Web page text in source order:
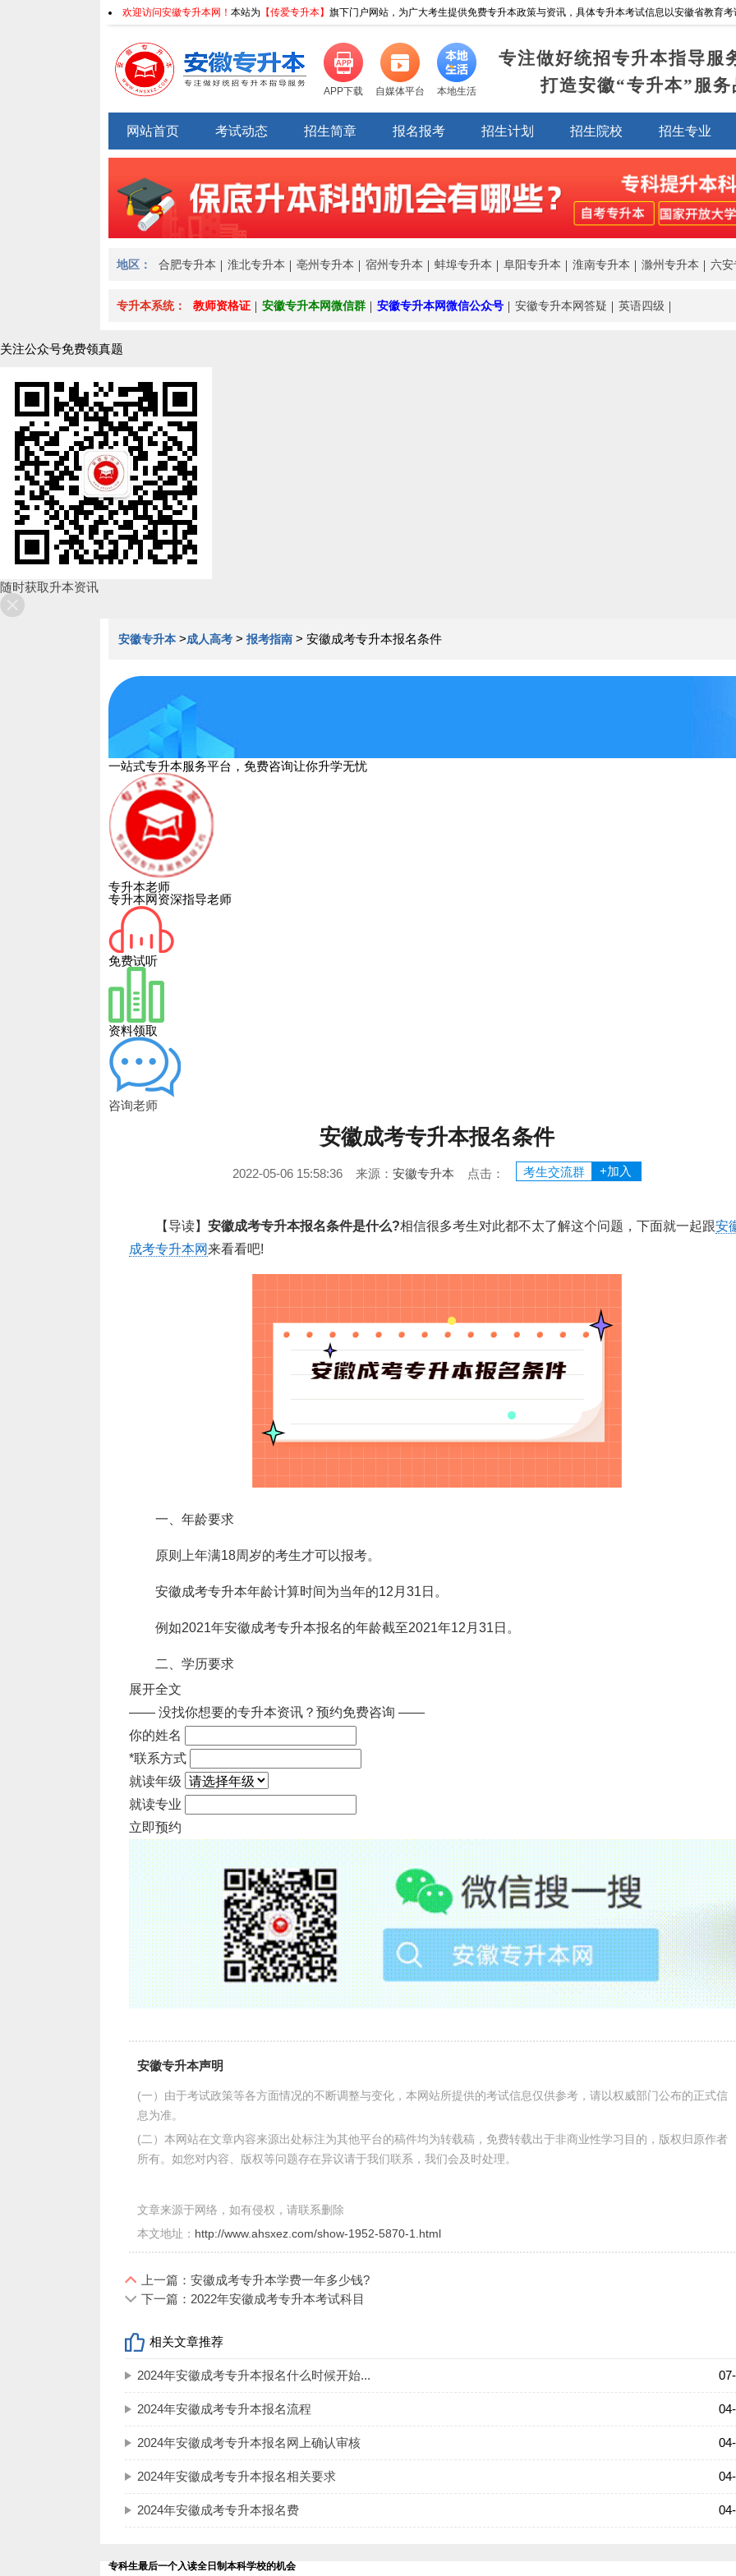
欢迎访问安徽专升本网！ 本站为 【传爱专升本】 旗下门户网站，为广大考生提供免费专升本政策与资讯，具体专升本考试信息以安徽省教育考
APP下载 自媒体平台 本地生活
专注做好统招专升本指导服
打造安徽“专升本”服务
网站首页 考试动态 招生简章 报名报考 招生计划 招生院校 招生专业
地区： 合肥专升本 淮北专升本 亳州专升本 宿州专升本 蚌埠专升本 阜阳专升本 淮南专升本 滁州专升本 六安
专升本系统： 教师资格证 安徽专升本网微信群 安徽专升本网微信公众号 安徽专升本网答疑 英语四级
关注公众号免费领真题
随时获取升本资讯
安徽专升本 >成人高考 > 报考指南 > 安徽成考专升本报名条件
一站式专升本服务平台，免费咨询让你升学无忧
专升本老师
专升本网资深指导老师
免费试听
资料领取
咨询老师
安徽成考专升本报名条件
2022-05-06 15:58:36 来源： 安徽专升本 点击： 考生交流群 +加入
【导读】 安徽成考专升本报名条件是什么?相信很多考生对此都不太了解这个问题，下面就一起跟安
成考专升本网来看看吧!
一、年龄要求
原则上年满18周岁的考生才可以报考。
安徽成考专升本年龄计算时间为当年的12月31日。
例如2021年安徽成考专升本报名的年龄截至2021年12月31日。
二、学历要求
考生报考的招生层次不同，报考的学历要求也会有所不同，其中报考专升本的考生必须提供大学专科
及以上学历的毕业证书。
1、高起点。具有高中毕业文化程度的考生可以报考高起本或高起专。
2、专升本。具有国民教育系列高等学校、高等教育自学考试机构颁发的专科毕业、本科结业证书或以
上证书的人员可以报考专升本。其中安徽省普通、成人高校春季毕业的应届专科毕业生想要报考专升本，
需要持学校出具当年《春季毕业生证明》。
三、健康状况
身体健康，生活能自理，不影响所报专业学习的考生才可以报考。
四、特殊类考生
医学类专业考生、外地考生和外国侨民除了需要满足国籍、年龄、学历和健康状况等要求外，还有其
他特殊的规定。
(一)医学类专业考生
成人高校医学门类专业的考生应具备专业相关的资格证书。
(1)临床类专业。
的相应类别的执业助理医师及以上资格证书或取得国家认可的普通中专相应专业学历; 或是县级及以上卫生
行政部门颁发的乡村医生执业证书并具有中专学历或中专水平证书。
(2)护理学专业。报考护理学专业的人员应当取得省级卫生行政部门颁发的执业护士证书。
2、专业要求。考生报考的专业原则上应与所从事的专业对口。
3、工作经验。报考医学门类其他专业的人员应当是从事卫生、医药行业工作的在职专业技术人员。
(二)外地考生
户籍系外省在皖工作的，具备以下3个条件之一的考生可以报考安徽成人高考。
1、提供安徽省居民居住证。
3、持安徽省税务部门盖章的缴纳个人所得税凭证。
(三)外国侨民
展开全文
—— 没找你想要的专升本资讯？ 预约免费咨询 ——
你的姓名
*联系方式
就读年级
就读专业
立即预约
安徽专升本声明
(一）由于考试政策等各方面情况的不断调整与变化，本网站所提供的考试信息仅供参考，请以权威部门公布的正式信
息为准。
(二）本网站在文章内容来源出处标注为其他平台的稿件均为转载稿，免费转载出于非商业性学习目的，版权归原作者
所有。如您对内容、版权等问题存在异议请于我们联系，我们会及时处理。
文章来源于网络，如有侵权，请联系删除
本文地址： http://www.ahsxez.com/show-1952-5870-1.html
上一篇：安徽成考专升本学费一年多少钱?
下一篇：2022年安徽成考专升本考试科目
相关文章推荐
2024年安徽成考专升本报名什么时候开始...
2024年安徽成考专升本报名流程
2024年安徽成考专升本报名网上确认审核
2024年安徽成考专升本报名相关要求
2024年安徽成考专升本报名费
专科生最后一个入读全日制本科学校的机会